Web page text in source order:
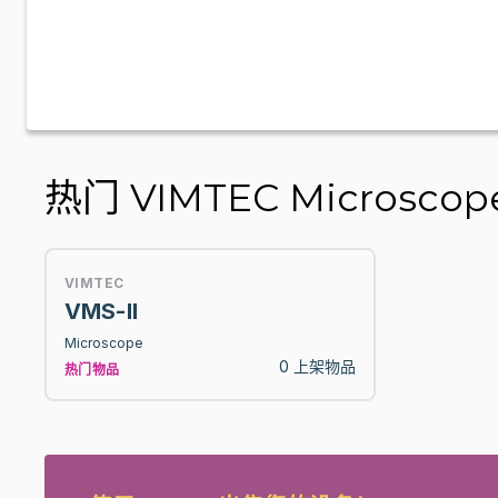
热门 VIMTEC
VIMTEC
VMS-II
Microscope
热门物品
0 上架物品